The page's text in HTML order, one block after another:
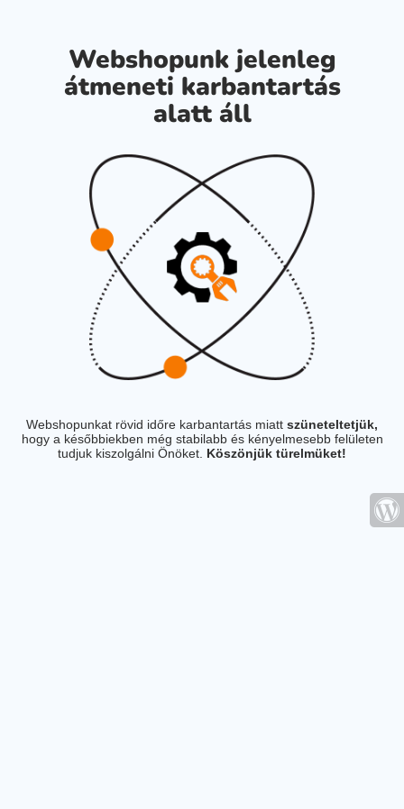
Webshopunk jelenleg
átmeneti karbantartás
alatt áll
Webshopunkat rövid időre karbantartás miatt szüneteltetjük,
hogy a későbbiekben még stabilabb és kényelmesebb felületen
tudjuk kiszolgálni Önöket. Köszönjük türelmüket!